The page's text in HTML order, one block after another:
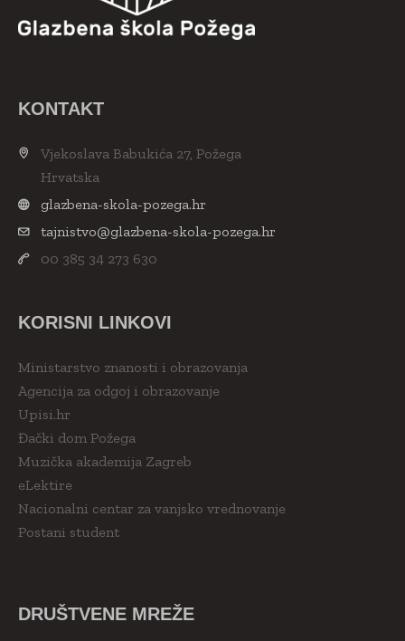
KONTAKT
Vjekoslava Babukića 27, Požega
Hrvatska
glazbena-skola-pozega.hr
tajnistvo@glazbena-skola-pozega.hr
00 385 34 273 630
KORISNI LINKOVI
Ministarstvo znanosti i obrazovanja
Agencija za odgoj i obrazovanje
Upisi.hr
Đački dom Požega
Muzička akademija Zagreb
eLektire
Nacionalni centar za vanjsko vrednovanje
Postani student
DRUŠTVENE MREŽE